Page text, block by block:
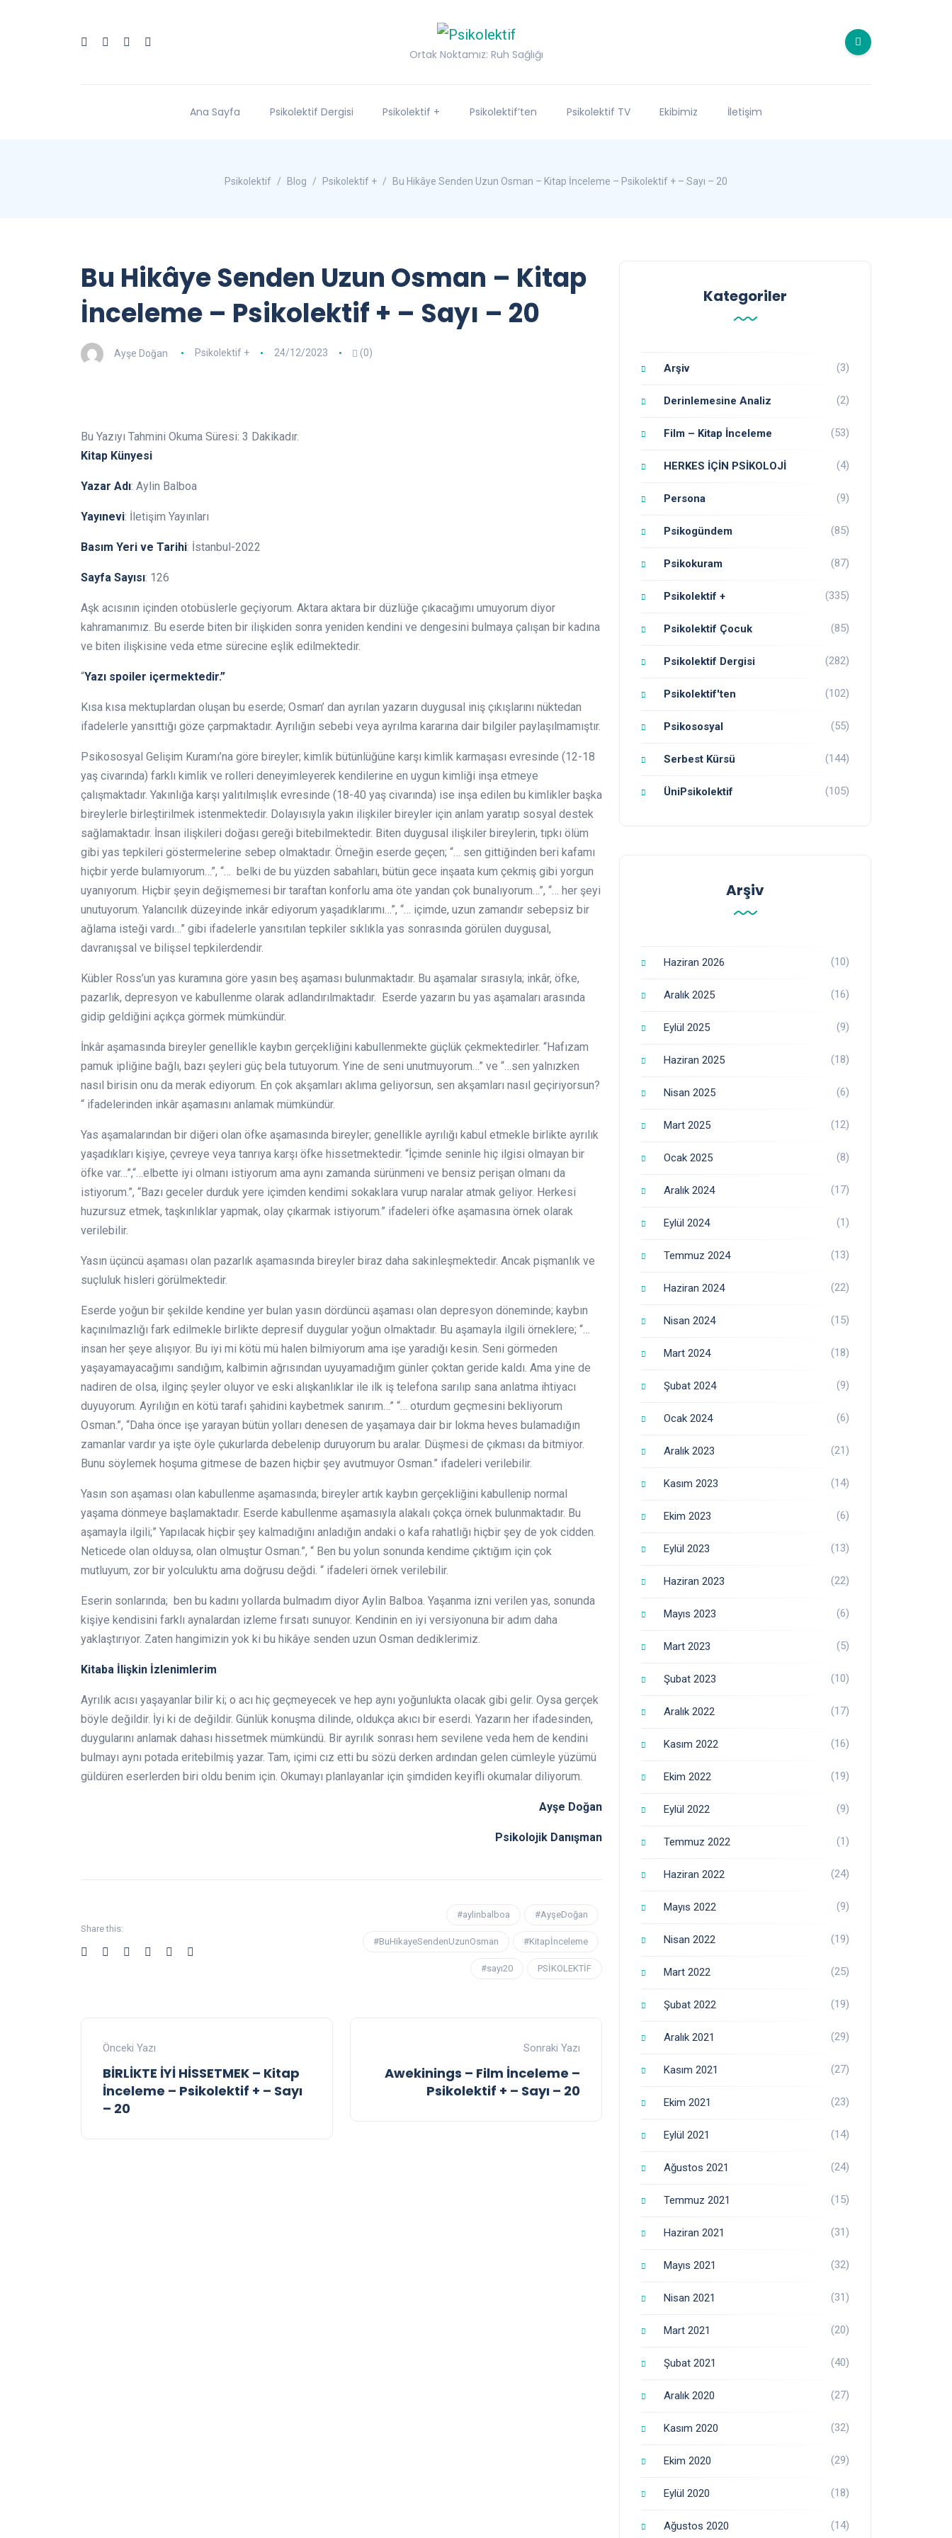
Ortak Noktamız: Ruh Sağlığı
Ana Sayfa Psikolektif Dergisi Psikolektif + Psikolektif’ten Psikolektif TV Ekibimiz İletişim
Psikolektif Blog Psikolektif + Bu Hikâye Senden Uzun Osman – Kitap İnceleme – Psikolektif + – Sayı – 20
Bu Hikâye Senden Uzun Osman – Kitap
İnceleme – Psikolektif + – Sayı – 20
Ayşe Doğan Psikolektif + 24/12/2023 (0)
Bu Yazıyı Tahmini Okuma Süresi: 3 Dakikadır.
Kitap Künyesi
Yazar Adı: Aylin Balboa
Yayınevi: İletişim Yayınları
Basım Yeri ve Tarihi: İstanbul-2022
Sayfa Sayısı: 126
Aşk acısının içinden otobüslerle geçiyorum. Aktara aktara bir düzlüğe çıkacağımı umuyorum diyor
kahramanımız. Bu eserde biten bir ilişkiden sonra yeniden kendini ve dengesini bulmaya çalışan bir kadına
ve biten ilişkisine veda etme sürecine eşlik edilmektedir.
“Yazı spoiler içermektedir.”
Kısa kısa mektuplardan oluşan bu eserde; Osman’ dan ayrılan yazarın duygusal iniş çıkışlarını nüktedan
ifadelerle yansıttığı göze çarpmaktadır. Ayrılığın sebebi veya ayrılma kararına dair bilgiler paylaşılmamıştır.
Psikososyal Gelişim Kuramı’na göre bireyler; kimlik bütünlüğüne karşı kimlik karmaşası evresinde (12-18
yaş civarında) farklı kimlik ve rolleri deneyimleyerek kendilerine en uygun kimliği inşa etmeye
çalışmaktadır. Yakınlığa karşı yalıtılmışlık evresinde (18-40 yaş civarında) ise inşa edilen bu kimlikler başka
bireylerle birleştirilmek istenmektedir. Dolayısıyla yakın ilişkiler bireyler için anlam yaratıp sosyal destek
sağlamaktadır. İnsan ilişkileri doğası gereği bitebilmektedir. Biten duygusal ilişkiler bireylerin, tıpkı ölüm
gibi yas tepkileri göstermelerine sebep olmaktadır. Örneğin eserde geçen; “… sen gittiğinden beri kafamı
hiçbir yerde bulamıyorum…”, “… belki de bu yüzden sabahları, bütün gece inşaata kum çekmiş gibi yorgun
uyanıyorum. Hiçbir şeyin değişmemesi bir taraftan konforlu ama öte yandan çok bunalıyorum…”, “… her şeyi
unutuyorum. Yalancılık düzeyinde inkâr ediyorum yaşadıklarımı…”, “… içimde, uzun zamandır sebepsiz bir
ağlama isteği vardı…” gibi ifadelerle yansıtılan tepkiler sıklıkla yas sonrasında görülen duygusal,
davranışsal ve bilişsel tepkilerdendir.
Kübler Ross’un yas kuramına göre yasın beş aşaması bulunmaktadır. Bu aşamalar sırasıyla; inkâr, öfke,
pazarlık, depresyon ve kabullenme olarak adlandırılmaktadır. Eserde yazarın bu yas aşamaları arasında
gidip geldiğini açıkça görmek mümkündür.
İnkâr aşamasında bireyler genellikle kaybın gerçekliğini kabullenmekte güçlük çekmektedirler. “Hafızam
pamuk ipliğine bağlı, bazı şeyleri güç bela tutuyorum. Yine de seni unutmuyorum…” ve “…sen yalnızken
nasıl birisin onu da merak ediyorum. En çok akşamları aklıma geliyorsun, sen akşamları nasıl geçiriyorsun?
“ ifadelerinden inkâr aşamasını anlamak mümkündür.
Yas aşamalarından bir diğeri olan öfke aşamasında bireyler; genellikle ayrılığı kabul etmekle birlikte ayrılık
yaşadıkları kişiye, çevreye veya tanrıya karşı öfke hissetmektedir. “İçimde seninle hiç ilgisi olmayan bir
öfke var…”,“…elbette iyi olmanı istiyorum ama aynı zamanda sürünmeni ve bensiz perişan olmanı da
istiyorum.”, “Bazı geceler durduk yere içimden kendimi sokaklara vurup naralar atmak geliyor. Herkesi
huzursuz etmek, taşkınlıklar yapmak, olay çıkarmak istiyorum.” ifadeleri öfke aşamasına örnek olarak
verilebilir.
Yasın üçüncü aşaması olan pazarlık aşamasında bireyler biraz daha sakinleşmektedir. Ancak pişmanlık ve
suçluluk hisleri görülmektedir.
Eserde yoğun bir şekilde kendine yer bulan yasın dördüncü aşaması olan depresyon döneminde; kaybın
kaçınılmazlığı fark edilmekle birlikte depresif duygular yoğun olmaktadır. Bu aşamayla ilgili örneklere; “…
insan her şeye alışıyor. Bu iyi mi kötü mü halen bilmiyorum ama işe yaradığı kesin. Seni görmeden
yaşayamayacağımı sandığım, kalbimin ağrısından uyuyamadığım günler çoktan geride kaldı. Ama yine de
nadiren de olsa, ilginç şeyler oluyor ve eski alışkanlıklar ile ilk iş telefona sarılıp sana anlatma ihtiyacı
duyuyorum. Ayrılığın en kötü tarafı şahidini kaybetmek sanırım…” “… oturdum geçmesini bekliyorum
Osman.”, “Daha önce işe yarayan bütün yolları denesen de yaşamaya dair bir lokma heves bulamadığın
zamanlar vardır ya işte öyle çukurlarda debelenip duruyorum bu aralar. Düşmesi de çıkması da bitmiyor.
Bunu söylemek hoşuma gitmese de bazen hiçbir şey avutmuyor Osman.” ifadeleri verilebilir.
Yasın son aşaması olan kabullenme aşamasında; bireyler artık kaybın gerçekliğini kabullenip normal
yaşama dönmeye başlamaktadır. Eserde kabullenme aşamasıyla alakalı çokça örnek bulunmaktadır. Bu
aşamayla ilgili;” Yapılacak hiçbir şey kalmadığını anladığın andaki o kafa rahatlığı hiçbir şey de yok cidden.
Neticede olan olduysa, olan olmuştur Osman.”, “ Ben bu yolun sonunda kendime çıktığım için çok
mutluyum, zor bir yolculuktu ama doğrusu değdi. “ ifadeleri örnek verilebilir.
Eserin sonlarında; ben bu kadını yollarda bulmadım diyor Aylin Balboa. Yaşanma izni verilen yas, sonunda
kişiye kendisini farklı aynalardan izleme fırsatı sunuyor. Kendinin en iyi versiyonuna bir adım daha
yaklaştırıyor. Zaten hangimizin yok ki bu hikâye senden uzun Osman dediklerimiz.
Kitaba İlişkin İzlenimlerim
Ayrılık acısı yaşayanlar bilir ki; o acı hiç geçmeyecek ve hep aynı yoğunlukta olacak gibi gelir. Oysa gerçek
böyle değildir. İyi ki de değildir. Günlük konuşma dilinde, oldukça akıcı bir eserdi. Yazarın her ifadesinden,
duygularını anlamak dahası hissetmek mümkündü. Bir ayrılık sonrası hem sevilene veda hem de kendini
bulmayı aynı potada eritebilmiş yazar. Tam, içimi cız etti bu sözü derken ardından gelen cümleyle yüzümü
güldüren eserlerden biri oldu benim için. Okumayı planlayanlar için şimdiden keyifli okumalar diliyorum.
Ayşe Doğan
Psikolojik Danışman
Share this:
#aylinbalboa #AyşeDoğan
#BuHikayeSendenUzunOsman #Kitapİnceleme
#sayı20 PSİKOLEKTİF
Önceki Yazı
BİRLİKTE İYİ HİSSETMEK – Kitap
İnceleme – Psikolektif + – Sayı
– 20
Sonraki Yazı
Awekinings – Film İnceleme –
Psikolektif + – Sayı – 20
Kategoriler
Arşiv (3)
Derinlemesine Analiz (2)
Film – Kitap İnceleme (53)
HERKES İÇİN PSİKOLOJİ (4)
Persona (9)
Psikogündem (85)
Psikokuram (87)
Psikolektif + (335)
Psikolektif Çocuk (85)
Psikolektif Dergisi (282)
Psikolektif'ten (102)
Psikososyal (55)
Serbest Kürsü (144)
ÜniPsikolektif (105)
Arşiv
Haziran 2026 (10)
Aralık 2025 (16)
Eylül 2025 (9)
Haziran 2025 (18)
Nisan 2025 (6)
Mart 2025 (12)
Ocak 2025 (8)
Aralık 2024 (17)
Eylül 2024 (1)
Temmuz 2024 (13)
Haziran 2024 (22)
Nisan 2024 (15)
Mart 2024 (18)
Şubat 2024 (9)
Ocak 2024 (6)
Aralık 2023 (21)
Kasım 2023 (14)
Ekim 2023 (6)
Eylül 2023 (13)
Haziran 2023 (22)
Mayıs 2023 (6)
Mart 2023 (5)
Şubat 2023 (10)
Aralık 2022 (17)
Kasım 2022 (16)
Ekim 2022 (19)
Eylül 2022 (9)
Temmuz 2022 (1)
Haziran 2022 (24)
Mayıs 2022 (9)
Nisan 2022 (19)
Mart 2022 (25)
Şubat 2022 (19)
Aralık 2021 (29)
Kasım 2021 (27)
Ekim 2021 (23)
Eylül 2021 (14)
Ağustos 2021 (24)
Temmuz 2021 (15)
Haziran 2021 (31)
Mayıs 2021 (32)
Nisan 2021 (31)
Mart 2021 (20)
Şubat 2021 (40)
Aralık 2020 (27)
Kasım 2020 (32)
Ekim 2020 (29)
Eylül 2020 (18)
Ağustos 2020 (14)